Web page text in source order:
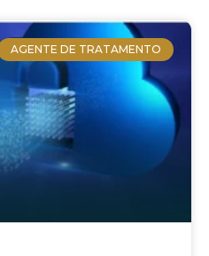
AGENTE DE TRATAMENTO